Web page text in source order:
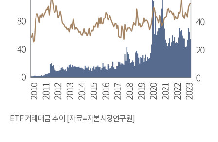
ETF 거래대금 추이 [자료=자본시장연구원]